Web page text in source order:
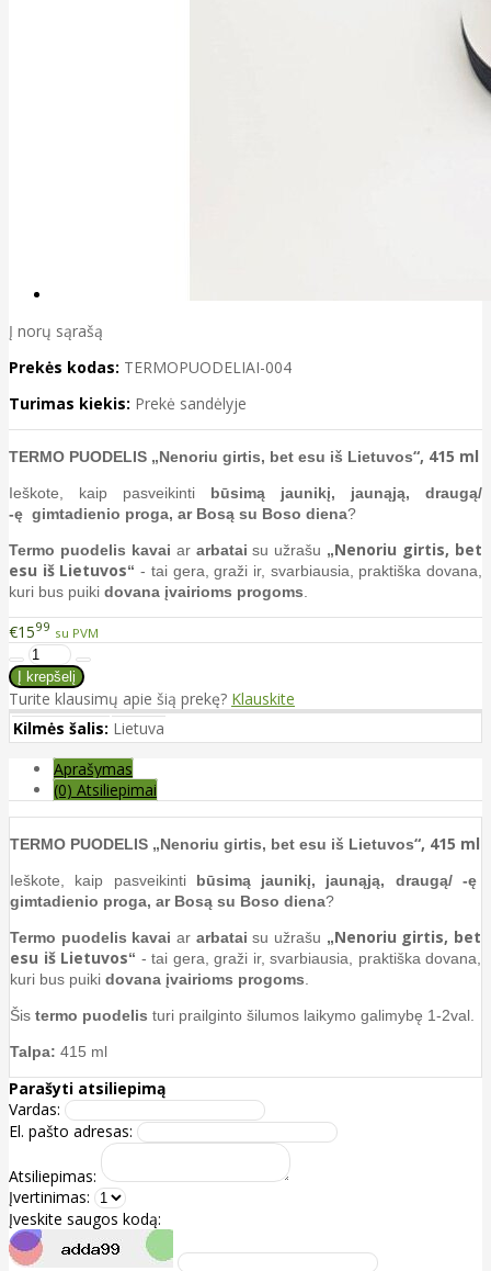
Į norų sąrašą
Prekės kodas: TERMOPUODELIAI-004
Turimas kiekis: Prekė sandėlyje
TERMO PUODELIS „Nenoriu girtis, bet esu iš Lietuvos“, 415 ml
Ieškote, kaip pasveikinti būsimą jaunikį, jaunąją, draugą/
-ę gimtadienio proga, ar Bosą su Boso diena?
Termo puodelis kavai ar arbataisu užrašu „Nenoriu girtis, bet
esu iš Lietuvos“ - tai gera, graži ir, svarbiausia, praktiška dovana,
kuri bus puiki dovana įvairioms progoms
€1599 su PVM
Turite klausimų apie šią prekę? Klauskite
Kilmės šalis: Lietuva
Aprašymas
(0) Atsiliepimai
TERMO PUODELIS „Nenoriu girtis, bet esu iš Lietuvos“, 415 ml
Ieškote, kaip pasveikintibūsimą jaunikį, jaunąją, draugą/ -ę
gimtadienio proga, ar Bosą su Boso diena?
Termo puodelis kavai ar arbataisu užrašu „Nenoriu girtis, bet
esu iš Lietuvos“ - tai gera, graži ir, svarbiausia, praktiška dovana,
kuri bus puiki dovana įvairioms progoms
Šis termo puodelis turi prailginto šilumos laikymo galimybę 1-2val.
Talpa: 415 ml
Parašyti atsiliepimą
Vardas:
El. pašto adresas:
Atsiliepimas:
Įvertinimas:
Įveskite saugos kodą: